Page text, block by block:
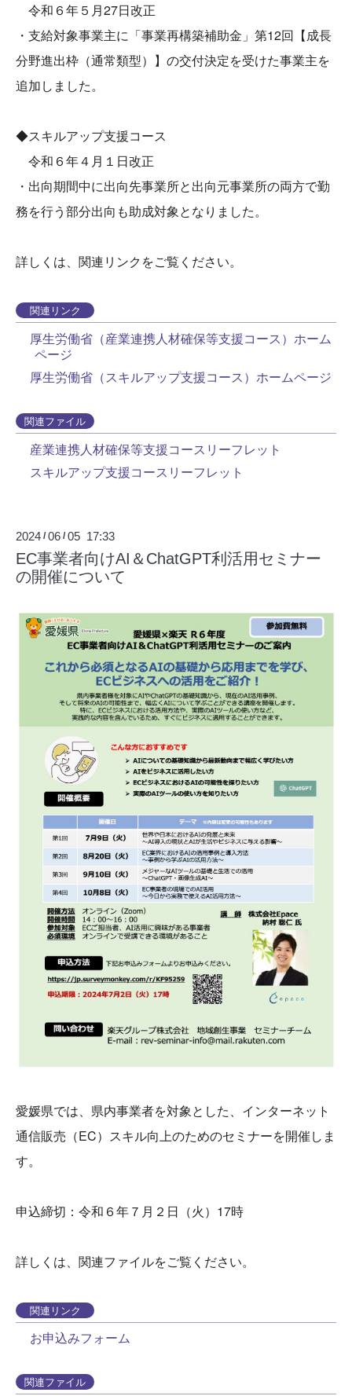
令和６年５月27日改正
・支給対象事業主に「事業再構築補助金」第12回【成長
分野進出枠（通常類型）】の交付決定を受けた事業主を
追加しました。
◆スキルアップ支援コース
令和６年４月１日改正
・出向期間中に出向先事業所と出向元事業所の両方で勤
務を行う部分出向も助成対象となりました。
詳しくは、関連リンクをご覧ください。
関連リンク
厚生労働省（産業連携人材確保等支援コース）ホーム
ページ
厚生労働省（スキルアップ支援コース）ホームページ
関連ファイル
産業連携人材確保等支援コースリーフレット
スキルアップ支援コースリーフレット
2024 /06 /05 17:33
EC事業者向けAI＆ChatGPT利活用セミナー
の開催について
愛媛県では、県内事業者を対象とした、インターネット
通信販売（EC）スキル向上のためのセミナーを開催しま
す。
申込締切：令和６年７月２日（火）17時
詳しくは、関連ファイルをご覧ください。
関連リンク
お申込みフォーム
関連ファイル